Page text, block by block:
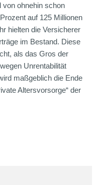
von ohnehin schon
auf 125 Millionen
hielten die Versicherer
im Bestand. Diese
als das Gros der
Unrentabilität
maßgeblich die Ende
Altersvorsorge“ der